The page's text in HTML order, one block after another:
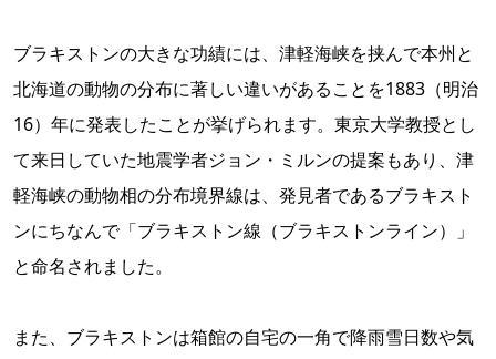
ブラキストンの大きな功績には、津軽海峡を挟んで本州と
北海道の動物の分布に著しい違いがあることを1883（明治
16）年に発表したことが挙げられます。東京大学教授とし
て来日していた地震学者ジョン・ミルンの提案もあり、津
軽海峡の動物相の分布境界線は、発見者であるブラキスト
ンにちなんで「ブラキストン線（ブラキストンライン）」
と命名されました。
また、ブラキストンは箱館の自宅の一角で降雨雪日数や気